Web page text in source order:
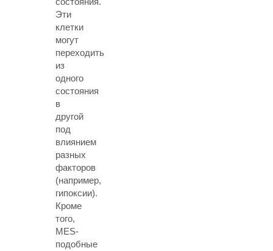
Эти
клетки
могут
переходить
из
одного
состояния
в
другой
под
влиянием
разных
факторов
(например,
гипоксии).
Кроме
того,
MES-
подобные